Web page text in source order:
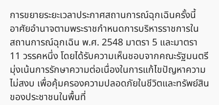
การขยายระยะเวลาประกาศสถานการณ์ฉุกเฉินครั้งนี้
อาศัยอำนาจตามพระราชกำหนดการบริหารราชการใน
สถานการณ์ฉุกเฉิน พ.ศ. 2548 มาตรา 5 และมาตรา
11 วรรคหนึ่ง โดยได้รับความเห็นชอบจากคณะรัฐมนตรี
มุ่งเน้นการรักษาความต่อเนื่องในการแก้ไขปัญหาความ
ไม่สงบ เพื่อคุ้มครองความปลอดภัยในชีวิตและทรัพย์สิน
ของประชาชนในพื้นที่